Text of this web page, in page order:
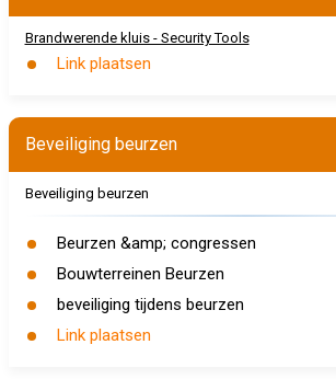
Brandwerende kluis - Security Tools
Link plaatsen
Beveiliging beurzen
Beveiliging beurzen
Beurzen &amp; congressen
Bouwterreinen Beurzen
beveiliging tijdens beurzen
Link plaatsen